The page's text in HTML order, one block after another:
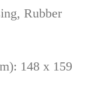
Rubber
148 x 159